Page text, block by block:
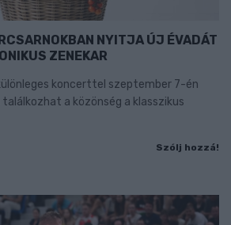
NYITJA ÚJ ÉVADÁT
ZENEKAR
koncerttel szeptember 7-én
a közönség a klasszikus
Szólj hozzá!